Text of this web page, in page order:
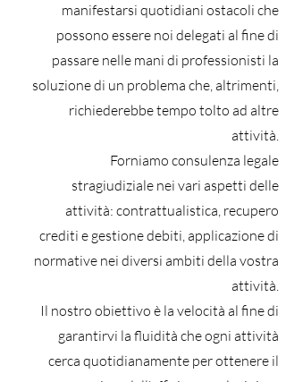
manifestarsi quotidiani ostacoli che
possono essere noi delegati al fine di
passare nelle mani di professionisti la
soluzione di un problema che, altrimenti,
richiederebbe tempo tolto ad altre
attività.
Forniamo consulenza legale
stragiudiziale nei vari aspetti delle
attività: contrattualistica, recupero
crediti e gestione debiti, applicazione di
normative nei diversi ambiti della vostra
attività.
Il nostro obiettivo è la velocità al fine di
garantirvi la fluidità che ogni attività
cerca quotidianamente per ottenere il